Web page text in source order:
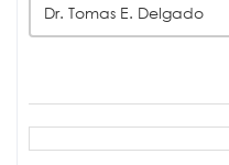
Dr. Tomas E. Delgado